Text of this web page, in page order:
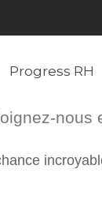
Progress RH
nous